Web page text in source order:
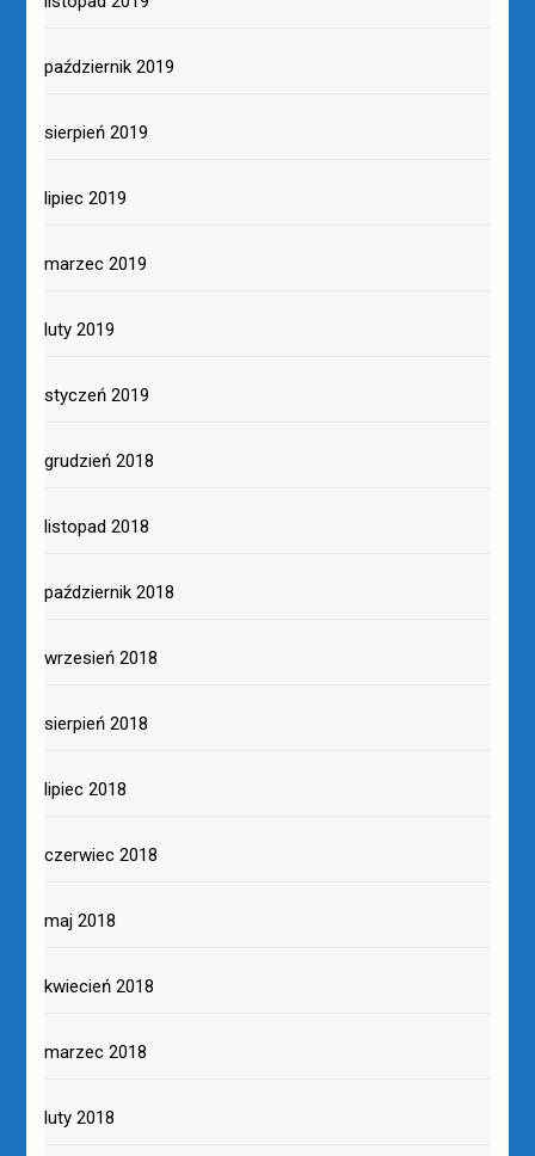
październik 2019
sierpień 2019
lipiec 2019
marzec 2019
luty 2019
styczeń 2019
grudzień 2018
listopad 2018
październik 2018
wrzesień 2018
sierpień 2018
lipiec 2018
czerwiec 2018
maj 2018
kwiecień 2018
marzec 2018
luty 2018